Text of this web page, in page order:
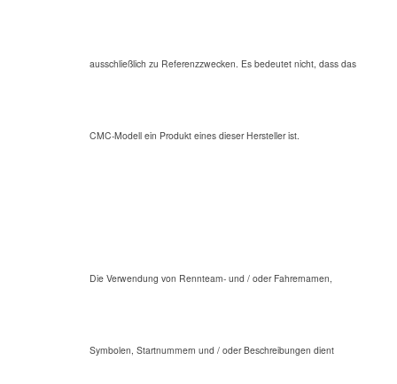
ausschließlich zu Referenzzwecken. Es bedeutet nicht, dass das
CMC-Modell ein Produkt eines dieser Hersteller ist.
Die Verwendung von Rennteam- und / oder Fahrernamen,
Symbolen, Startnummern und / oder Beschreibungen dient